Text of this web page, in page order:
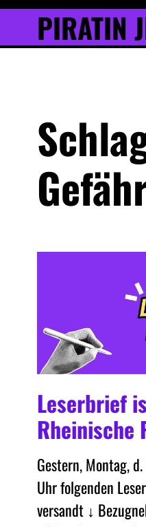
springen
Skip
content
PIRATIN
Leserbrief
Rheinische
Gestern, Montag,
Uhr folgenden
versandt ↓